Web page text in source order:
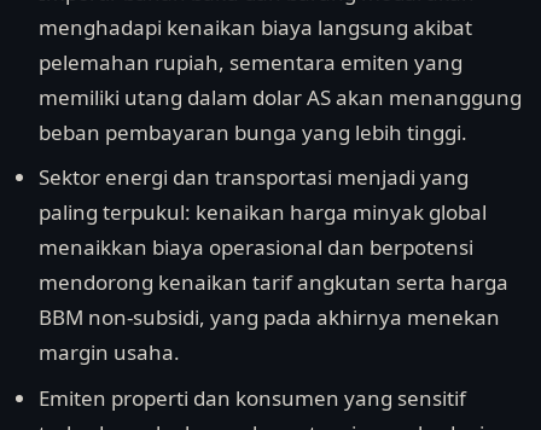
menghadapi kenaikan biaya langsung akibat
pelemahan rupiah, sementara emiten yang
memiliki utang dalam dolar AS akan menanggung
beban pembayaran bunga yang lebih tinggi.
Sektor energi dan transportasi menjadi yang
paling terpukul: kenaikan harga minyak global
menaikkan biaya operasional dan berpotensi
mendorong kenaikan tarif angkutan serta harga
BBM non-subsidi, yang pada akhirnya menekan
margin usaha.
Emiten properti dan konsumen yang sensitif